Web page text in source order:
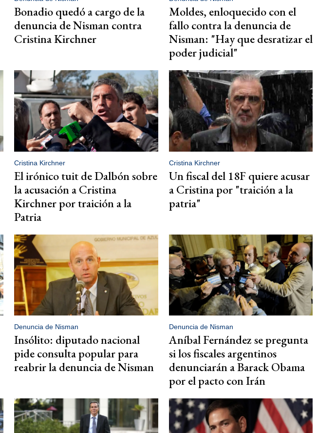
Bonadio quedó a cargo de la
denuncia de Nisman contra
Cristina Kirchner
Moldes, enloquecido con el
fallo contra la denuncia de
Nisman: "Hay que desratizar el
poder judicial"
Cristina Kirchner
El irónico tuit de Dalbón sobre
la acusación a Cristina
Kirchner por traición a la
Patria
Cristina Kirchner
Un fiscal del 18F quiere acusar
a Cristina por "traición a la
patria"
Denuncia de Nisman
Insólito: diputado nacional
pide consulta popular para
reabrir la denuncia de Nisman
Denuncia de Nisman
Aníbal Fernández se pregunta
si los fiscales argentinos
denunciarán a Barack Obama
por el pacto con Irán